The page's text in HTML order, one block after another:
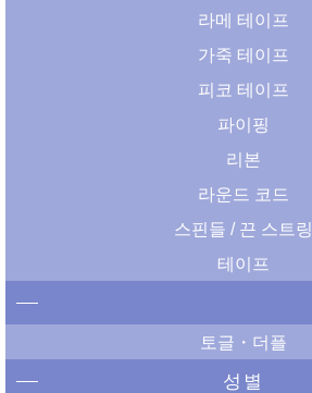
라메 테이프
가죽 테이프
피코 테이프
파이핑
리본
라운드 코드
스핀들 / 끈 스트링
테이프
토글・더플
성별